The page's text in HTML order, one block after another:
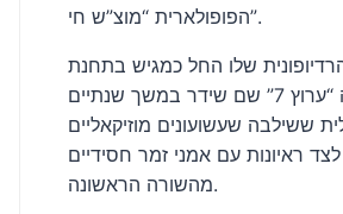
הפופולארית “מוצ”ש חי”.
שלו החל כמגיש בתחנת
הרדיו הותיקה “ערוץ 7” שם שידר במשך שנתיים
ששילבה שעשועונים מוזיקאליים
לצד ראיונות עם אמני זמר חסידיים
מהשורה הראשונה.